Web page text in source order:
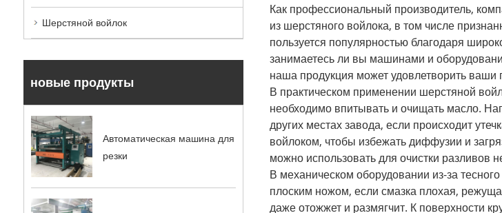
Шерстяной войлок
новые продукты
Автоматическая машина для
резки
Как профессиональный производитель,
из шерстяного войлока, в том числе
пользуется популярностью благодаря
занимаетесь ли вы машинами и
наша продукция может удовлетворить ваши
В практическом применении шерстяной
необходимо впитывать и очищать масло.
других местах завода, если происходит
войлоком, чтобы избежать диффузии и
можно использовать для очистки разливов
В механическом оборудовании из-за
плоским ножом, если смазка плохая,
даже отожжет и размягчит. К поверхности